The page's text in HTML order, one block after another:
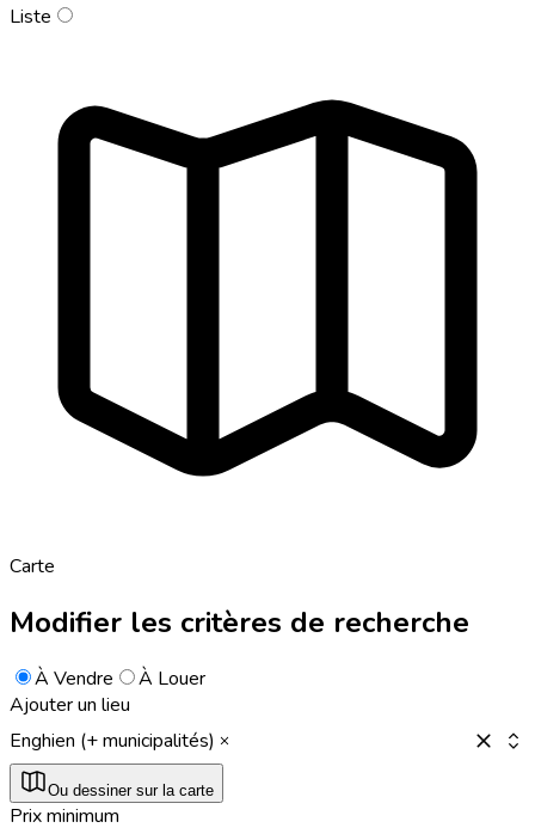
Liste
Carte
Modifier les critères de recherche
À Vendre
À Louer
Ajouter un lieu
Enghien (+ municipalités)
Ou dessiner sur la carte
Prix minimum